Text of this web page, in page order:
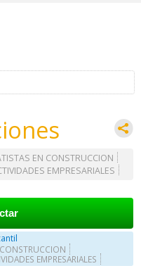
EN CONSTRUCCION
EMPRESARIALES
EMPRESARIALES